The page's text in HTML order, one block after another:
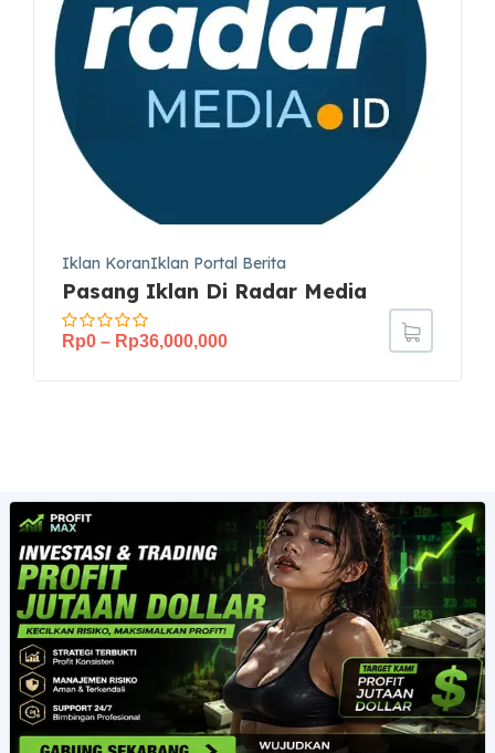
Iklan KoranIklan Portal Berita
Pasang Iklan Di Radar Media
Rp0 – Rp36,000,000